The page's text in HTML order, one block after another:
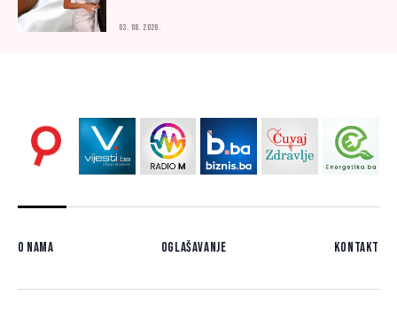
03. 08. 2026.
O nama Oglašavanje Kontakt